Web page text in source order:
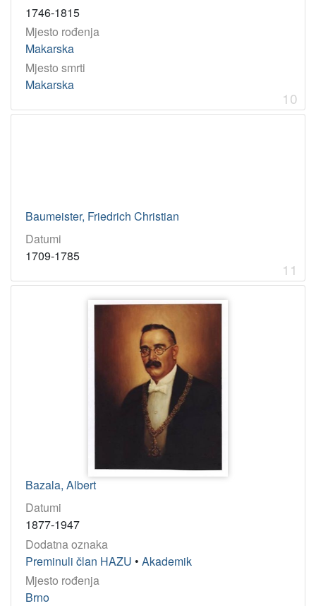
1746-1815
Mjesto rođenja
Makarska
Mjesto smrti
Makarska
10
Baumeister, Friedrich Christian
Datumi
1709-1785
11
Bazala, Albert
Datumi
1877-1947
Dodatna oznaka
Preminuli član HAZU • Akademik
Mjesto rođenja
Brno